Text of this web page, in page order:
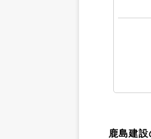
鹿島建